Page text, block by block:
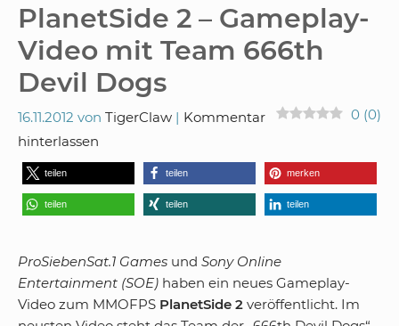
PlanetSide 2 – Gameplay-
Video mit Team 666th
Devil Dogs
16.11.2012 von TigerClaw 0 (0)
Kommentar
hinterlassen
teilen teilen merken
teilen teilen teilen
ProSiebenSat.1 Games und Sony Online
Entertainment (SOE) haben ein neues Gameplay-
Video zum MMOFPS PlanetSide 2 veröffentlicht. Im